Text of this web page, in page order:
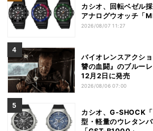
カシオ、回転ベゼル
アナログウオッチ「
2026/08/07 11:27
バイオレンスアクシ
讐の血闘』のブルー
12月2日に発売
2026/08/06 07:00
カシオ、G-SHOCK
型・軽量のウレタン